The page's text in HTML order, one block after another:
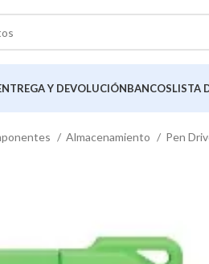
Y DEVOLUCIÓNBANCOSLISTA
Almacenamiento Pen